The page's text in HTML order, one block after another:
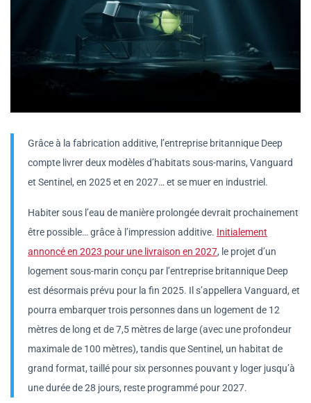
Grâce à la fabrication additive, l’entreprise britannique Deep
compte livrer deux modèles d’habitats sous-marins, Vanguard
et Sentinel, en 2025 et en 2027… et se muer en industriel.
Habiter sous l’eau de manière prolongée devrait prochainement
être possible… grâce à l’impression additive. Initialement
annoncé en 2023 pour une livraison en 2027, le projet d’un
logement sous-marin conçu par l’entreprise britannique Deep
est désormais prévu pour la fin 2025. Il s’appellera Vanguard, et
pourra embarquer trois personnes dans un logement de 12
mètres de long et de 7,5 mètres de large (avec une profondeur
maximale de 100 mètres), tandis que Sentinel, un habitat de
grand format, taillé pour six personnes pouvant y loger jusqu’à
une durée de 28 jours, reste programmé pour 2027.